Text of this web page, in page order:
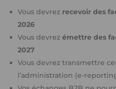
Vous devrez recevoir des
2026
Vous devrezémettre des
2027
Vous devrez transmettre
l’administration (e-